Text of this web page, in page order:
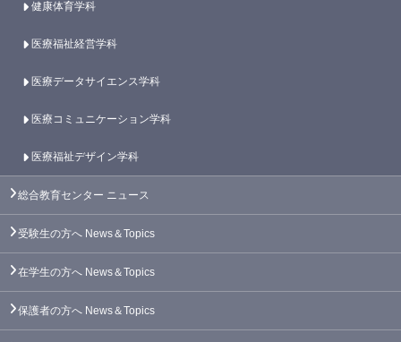
健康体育学科
医療福祉経営学科
医療データサイエンス学科
医療コミュニケーション学科
医療福祉デザイン学科
総合教育センター ニュース
受験生の方へ News＆Topics
在学生の方へ News＆Topics
保護者の方へ News＆Topics